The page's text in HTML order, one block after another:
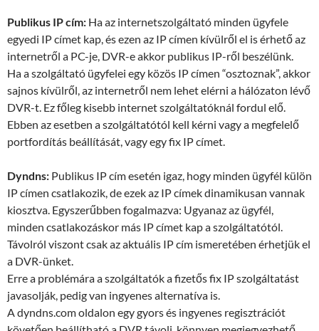
Publikus IP cím: Ha az internetszolgáltató minden ügyfele
egyedi IP címet kap, és ezen az IP címen kívülről el is érhető az
internetről a PC-je, DVR-e akkor publikus IP-ről beszélünk.
Ha a szolgáltató ügyfelei egy közös IP címen “osztoznak”, akkor
sajnos kívülről, az internetről nem lehet elérni a hálózaton lévő
DVR-t. Ez főleg kisebb internet szolgáltatóknál fordul elő.
Ebben az esetben a szolgáltatótól kell kérni vagy a megfelelő
portfordítás beállítását, vagy egy fix IP címet.
Dyndns: Publikus IP cím esetén igaz, hogy minden ügyfél külön
IP címen csatlakozik, de ezek az IP címek dinamikusan vannak
kiosztva. Egyszerűbben fogalmazva: Ugyanaz az ügyfél,
minden csatlakozáskor más IP címet kap a szolgáltatótól.
Távolról viszont csak az aktuális IP cím ismeretében érhetjük el
a DVR-ünket.
Erre a problémára a szolgáltatók a fizetős fix IP szolgáltatást
javasolják, pedig van ingyenes alternatíva is.
A dyndns.com oldalon egy gyors és ingyenes regisztrációt